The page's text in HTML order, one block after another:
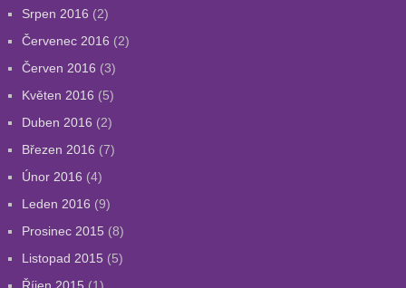
Srpen 2016 (2)
Červenec 2016 (2)
Červen 2016 (3)
Květen 2016 (5)
Duben 2016 (2)
Březen 2016 (7)
Únor 2016 (4)
Leden 2016 (9)
Prosinec 2015 (8)
Listopad 2015 (5)